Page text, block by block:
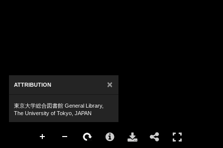
ATTRIBUTION ×
東京大学総合図書館 General Library,
The University of Tokyo, JAPAN